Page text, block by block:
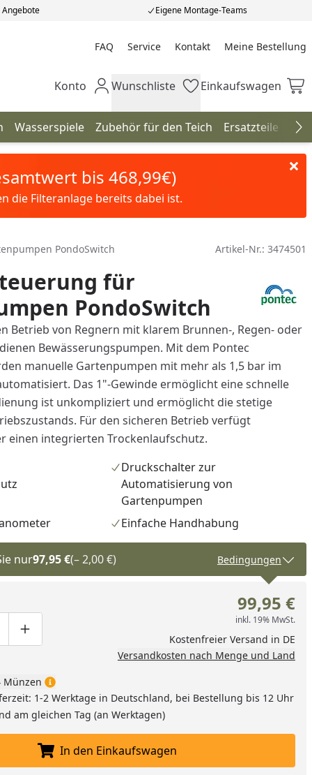
Eigene Montage-Teams
FAQ Service Kontakt Meine Bestellung
Meine Bestellung
Mein Konto
Konto Wunschliste
Wunschliste Einkaufswagen
Einkaufswagen
Wasserspiele Zubehör für den Teich Ersatzteile
bis 468,99€)
die Filteranlage bereits dabei ist.
PondoSwitch Artikel-Nr.: 3474501
für
PondoSwitch
Betrieb von Regnern mit klarem Brunnen-, Regen- oder
Bewässerungspumpen. Mit dem Pontec
manuelle Gartenpumpen mit mehr als 1,5 bar im
Das 1"-Gewinde ermöglicht eine schnelle
ist unkompliziert und ermöglicht die stetige
Für den sicheren Betrieb verfügt
einen integrierten Trockenlaufschutz.
Druckschalter zur
Automatisierung von
Gartenpumpen
Einfache Handhabung
nur97,95 €(– 2,00 €) Bedingungen
um eins verringern
manuell eingeben
Produktmenge um eins erhöhen
99,95 €
inkl. 19% MwSt.
Kostenfreier Versand in DE
Versandkosten nach Menge und Land
Münzen
1-2 Werktage in Deutschland, bei Bestellung bis 12 Uhr
am gleichen Tag (an Werktagen)
In den Einkaufswagen legen
In den Einkaufswagen